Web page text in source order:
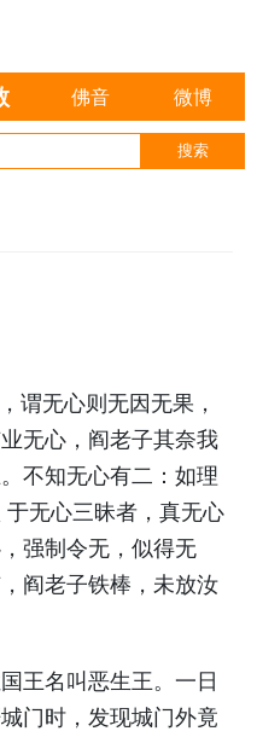
佛音 微博
谓无心则无因无果，
无心，阎老子其奈我
不知无心有二：如理
无心三昧者，真无心
强制令无，似得无
阎老子铁棒，未放汝
王名叫恶生王。一日
门时，发现城门外竟